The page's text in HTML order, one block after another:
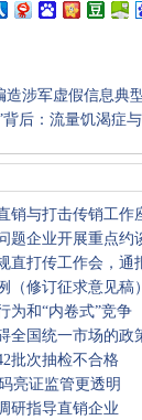
造涉军虚假信息典
背后：流量饥渴症
销与打击传销工作
题企业开展重点约
直打传工作会，通
（修订征求意见稿
为和“内卷式”竞争
全国统一市场的政
批次抽检不合格
亮证监管更透明
研指导直销企业